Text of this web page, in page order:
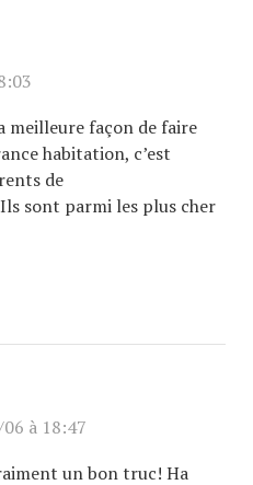
meilleure façon de faire
habitation, c’est
de
sont parmi les plus cher
à 18:47
un bon truc! Ha